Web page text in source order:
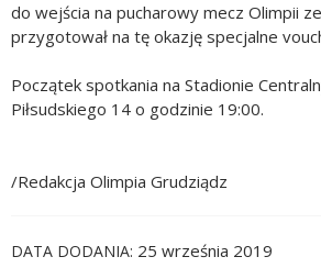
do wejścia na pucharowy mecz Olimpii
przygotował na tę okazję specjalne
Początek spotkania na Stadionie
Piłsudskiego 14 o godzinie 19:00.
/Redakcja Olimpia Grudziądz
DATA DODANIA 25 września 2019